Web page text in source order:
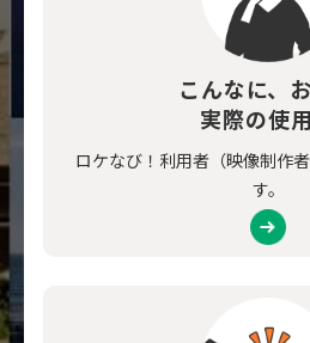
こんなに、
実際の使
ロケなび！利用者（映像制作
す。